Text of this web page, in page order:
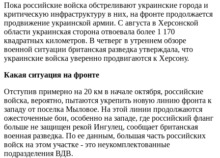
Пока российские войска обстреливают украинские города и
критическую инфраструктуру в них, на фронте продолжается
продвижение украинской армии. С августа в Херсонской
области украинская сторона отвоевала более 1 170
квадратных километров. В четверг в утреннем обзоре
военной ситуации британская разведка утверждала, что
украинские войска уверенно продвигаются к Херсону.
Какая ситуация на фронте
Отступив примерно на 20 км в начале октября, российские
войска, вероятно, пытаются укрепить новую линию фронта к
западу от поселка Мыловое. На этой линии продолжаются
ожесточенные бои, особенно на западе, где российский фланг
больше не защищен рекой Ингулец, сообщает британская
военная разведка. По ее данным, большая часть российских
войск на этом участке - это неукомплектованные
подразделения ВДВ.